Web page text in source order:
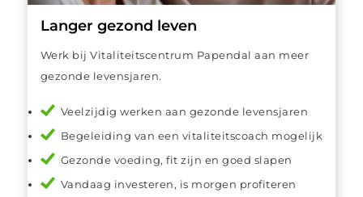
Langer gezond leven
Werk bij Vitaliteitscentrum Papendal aan meer
gezonde levensjaren.
Veelzijdig werken aan gezonde levensjaren
Begeleiding van een vitaliteitscoach mogelijk
Gezonde voeding, fit zijn en goed slapen
Vandaag investeren, is morgen profiteren